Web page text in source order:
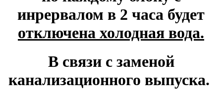
инрервалом в 2 часа будет
отключена холодная вода.
В связи с заменой
канализационного выпуска.